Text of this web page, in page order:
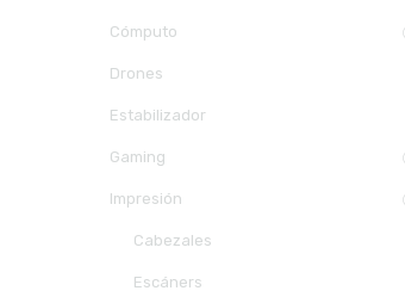
Cómputo
Drones
Estabilizador
Gaming
Impresión
Cabezales
Escáners